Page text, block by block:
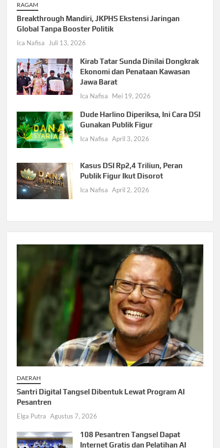
RAGAM
Breakthrough Mandiri, JKPHS Ekstensi Jaringan
Global Tanpa Booster Politik
Ica Nafisa Juli 13, 2026
Kirab Tatar Sunda Dinilai Dongkrak
Ekonomi dan Penataan Kawasan
Jawa Barat
Ica Nafisa Mei 19, 2026
Dude Harlino Diperiksa, Ini Cara DSI
Gunakan Publik Figur
Ica Nafisa April 3, 2026
Kasus DSI Rp2,4 Triliun, Peran
Publik Figur Ikut Disorot
Ica Nafisa April 2, 2026
DAERAH
Santri Digital Tangsel Dibentuk Lewat Program AI
Pesantren
Elga Putra Agustus 7, 2026
108 Pesantren Tangsel Dapat
Internet Gratis dan Pelatihan AI